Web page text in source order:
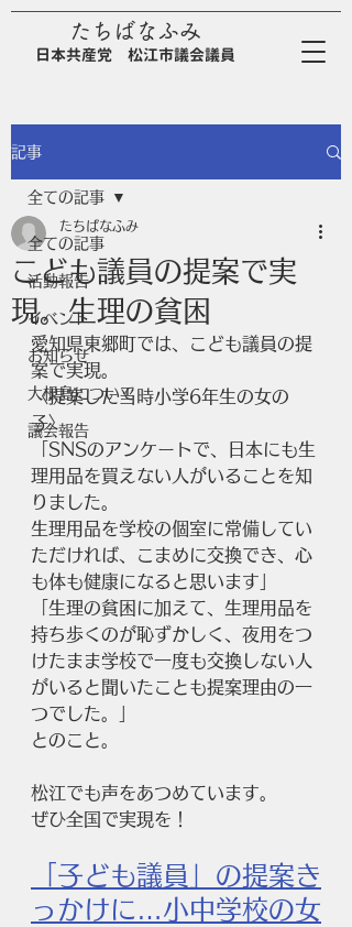
たちばなふみ
日本共産党 松江市議会議員
記事
全ての記事
活動報告
イベント
お知らせ
大根島について
議会報告
全ての記事
こども議員の提案で実
現。生理の貧困
たちばなふみ
愛知県東郷町では、こども議員の提
案で実現。
〈提案した当時小学6年生の女の
子〉
「SNSのアンケートで、日本にも生
理用品を買えない人がいることを知
りました。
生理用品を学校の個室に常備してい
ただければ、こまめに交換でき、心
も体も健康になると思います」
「生理の貧困に加えて、生理用品を
持ち歩くのが恥ずかしく、夜用をつ
けたまま学校で一度も交換しない人
がいると聞いたことも提案理由の一
つでした。」
とのこと。
松江でも声をあつめています。
ぜひ全国で実現を！
「子ども議員」の提案き
っかけに…小中学校の女